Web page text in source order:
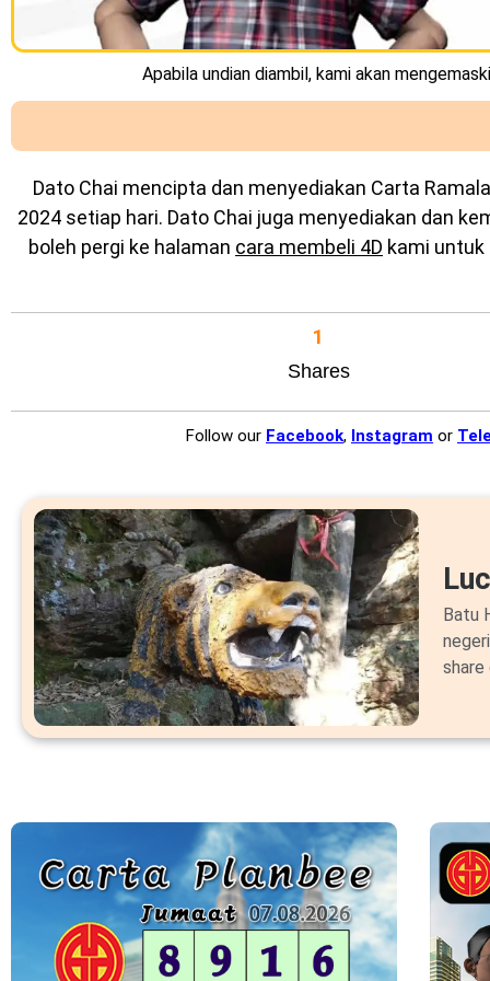
Apabila undian diambil, kami akan
Dato Chai mencipta dan menyediakan Carta
2024 setiap hari. Dato Chai juga menyediakan dan
boleh pergi ke halaman cara membeli 4D kami
Shares
1
Follow our Facebook, Instagram or
Batu
share